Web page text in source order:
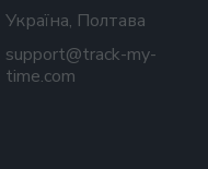
Україна, Полтава
support@track-my-
time.com